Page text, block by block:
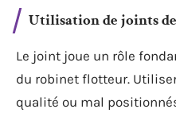
Utilisation de joints
Le joint joue un rôle
du robinet flotteur.
qualité ou mal